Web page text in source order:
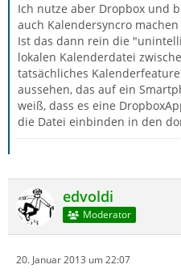
Ich nutze aber Dropbox und
auch Kalendersyncro machen
Ist das dann rein die
lokalen Kalenderdatei
tatsächliches
aussehen, das auf ein
weiß, dass es eine
die Datei einbinden in den
edvoldi
Moderator
20. Januar 2013 um 22:07